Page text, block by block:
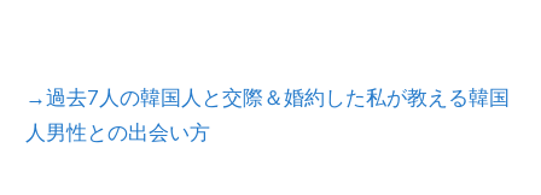
→過去7人の韓国人と交際＆婚約した私が教える韓国
人男性との出会い方